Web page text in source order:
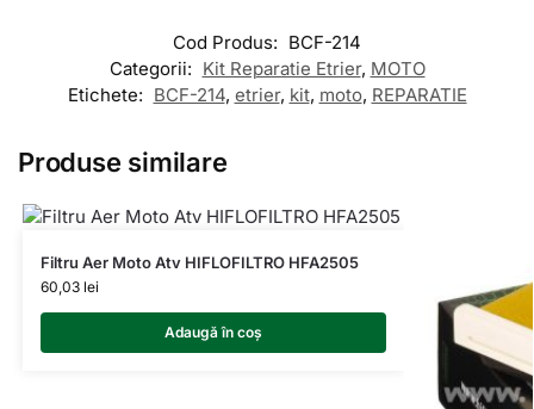
Cod Produs: BCF-214
Categorii: Kit Reparatie Etrier, MOTO
Etichete: BCF-214, etrier, kit, moto, REPARATIE
Produse similare
Filtru Aer Moto Atv HIFLOFILTRO HFA2505
60,03 lei
Adaugă în coș